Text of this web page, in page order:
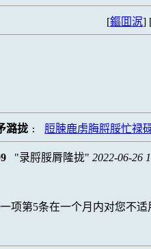
[鏂囬泦]
潞拢 : 脰脨鹿虏脢脟脮忙禄
录脟脮脣隆拢 2022-06-26
项第5条在一个月内对您不适